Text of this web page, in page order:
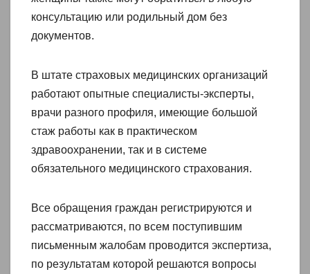
консультацию или родильный дом без
документов.
В штате страховых медицинских организаций
работают опытные специалисты-эксперты,
врачи разного профиля, имеющие большой
стаж работы как в практическом
здравоохранении, так и в системе
обязательного медицинского страхования.
Все обращения граждан регистрируются и
рассматриваются, по всем поступившим
письменным жалобам проводится экспертиза,
по результатам которой решаются вопросы